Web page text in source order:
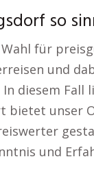
so
für
und
diesem Fall
bietet unser
und